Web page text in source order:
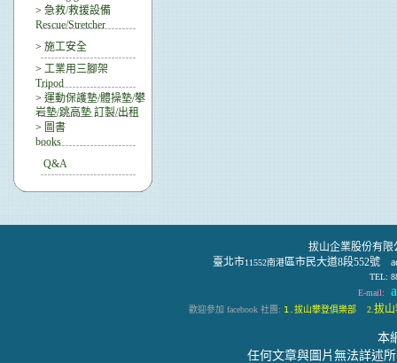
> 急救/救援設備
Rescue/Stretcher
> 施工安全
> 工業用三腳架
Tripod
> 運動保護墊/體操墊/攀
岩墊/跳高墊 訂製/出租
> 圖書
books
Q&A
拔山企業股份有限
臺北市11552南港區市民大道8段552號
TEL:
E-mail:
歡迎參加 facebook 社團: 1.拔山攀登俱樂部 2. 拔
本
任何文章與圖片無法詳述